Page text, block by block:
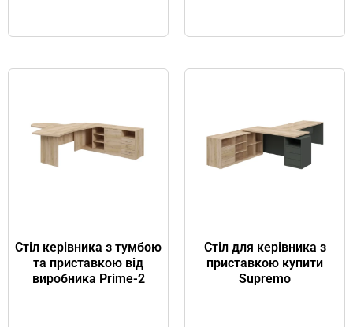
Стіл керівника з тумбою
та приставкою від
виробника Prime-2
Стіл для керівника з
приставкою купити
Supremo